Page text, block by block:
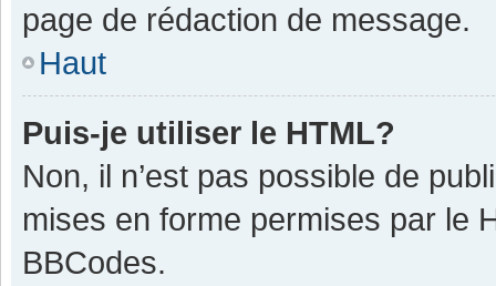
page de rédaction de message.
Haut
Puis-je utiliser le HTML?
Non, il n’est pas possible de
mises en forme permises par le
BBCodes.